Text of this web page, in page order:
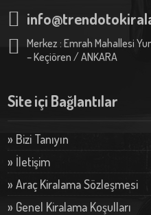
Merkez : Emrah Mahallesi
– Keçiören / ANKARA
Site içi Bağlantılar
» Bizi Tanıyın
» İletişim
» Araç Kiralama Sözleşmesi
» Genel Kiralama Koşulları